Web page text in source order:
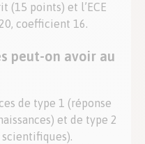
(15 points) et l’ECE
coefficient 16.
peut-on avoir au
de type 1 (réponse
et de type 2